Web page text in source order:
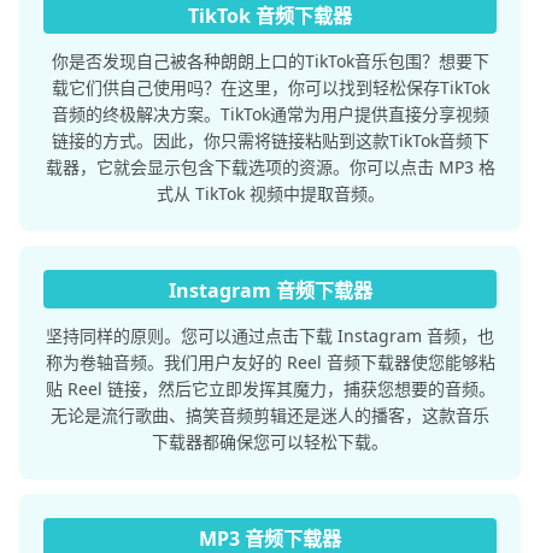
TikTok 音频下载器
你是否发现自己被各种朗朗上口的TikTok音乐包围？想要下
载它们供自己使用吗？在这里，你可以找到轻松保存TikTok
音频的终极解决方案。TikTok通常为用户提供直接分享视频
链接的方式。因此，你只需将链接粘贴到这款TikTok音频下
载器，它就会显示包含下载选项的资源。你可以点击 MP3 格
式从 TikTok 视频中提取音频。
Instagram 音频下载器
坚持同样的原则。您可以通过点击下载 Instagram 音频，也
称为卷轴音频。我们用户友好的 Reel 音频下载器使您能够粘
贴 Reel 链接，然后它立即发挥其魔力，捕获您想要的音频。
无论是流行歌曲、搞笑音频剪辑还是迷人的播客，这款音乐
下载器都确保您可以轻松下载。
MP3 音频下载器